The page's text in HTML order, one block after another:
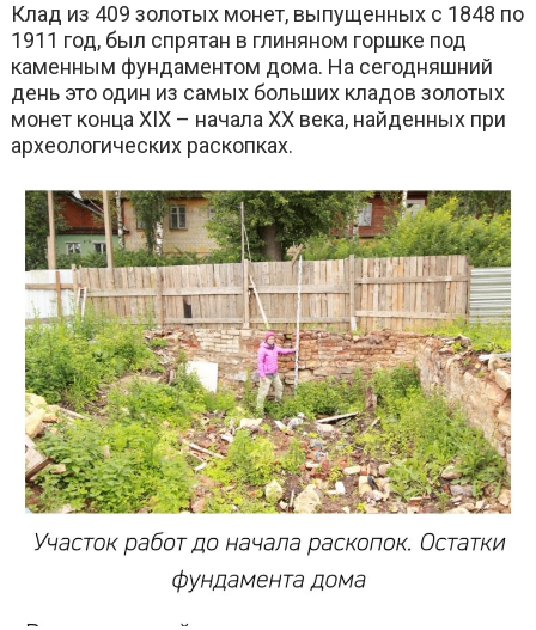
Клад из 409 золотых монет, выпущенных с 1848 по
1911 год, был спрятан в глиняном горшке под
каменным фундаментом дома. На сегодняшний
день это один из самых больших кладов золотых
монет конца XIX – начала XX века, найденных при
археологических раскопках.